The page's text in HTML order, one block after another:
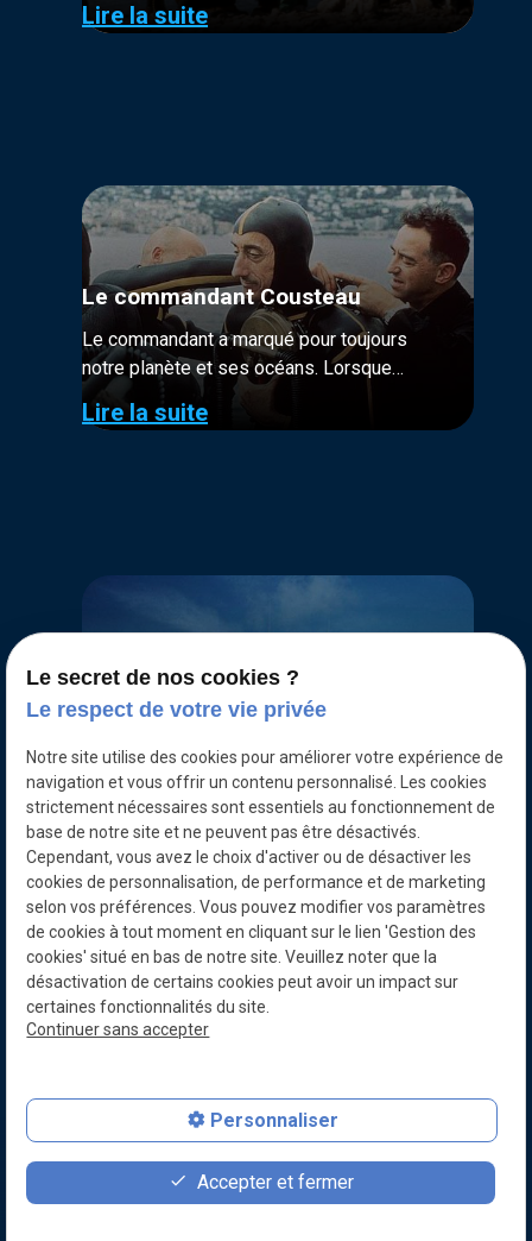
financement provient majoritairement de
Lire la suite
Le commandant Cousteau
Le commandant a marqué pour toujours
notre planète et ses océans. Lorsque
Cousteau et ses équipages s’embarquent
sur la Calypso pour explorer le monde, on
Lire la suite
Les navires Cousteau
Cousteau était plus qu'un simple
explorateur : afin de donner vie à ses
ambitions, il a su créer les inventions et
imaginer les innovations dont il avait besoin
pour réaliser ses projets d’exploration.
Lire la suite
favorite
Faire un don
contact_page
Contact
person
Devenir membre
Le secret de nos cookies ?
Le respect de votre vie privée
Notre site utilise des cookies pour améliorer votre expérience de
navigation et vous offrir un contenu personnalisé. Les cookies
strictement nécessaires sont essentiels au fonctionnement de
base de notre site et ne peuvent pas être désactivés.
Cependant, vous avez le choix d'activer ou de désactiver les
cookies de personnalisation, de performance et de marketing
selon vos préférences. Vous pouvez modifier vos paramètres
de cookies à tout moment en cliquant sur le lien 'Gestion des
cookies' situé en bas de notre site. Veuillez noter que la
désactivation de certains cookies peut avoir un impact sur
certaines fonctionnalités du site.
Continuer sans accepter
Personnaliser
Accepter et fermer